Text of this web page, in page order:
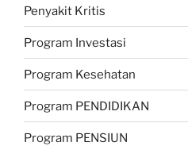
Penyakit Kritis
Program Investasi
Program Kesehatan
Program PENDIDIKAN
Program PENSIUN